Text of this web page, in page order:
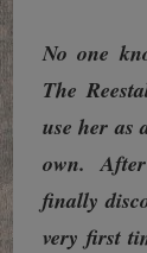
No one
The
use her as
own.
finally
very first